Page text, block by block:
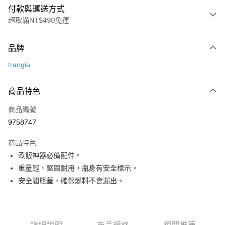
付款與運送方式
超取滿NT$490免運
信用卡一次付款
3 期 0 利率 每期
合作金庫商業銀行
上海商業儲蓄銀行
臺灣中小企業銀行
匯豐（台灣）商業銀行
聯邦商業銀行
遠東國際商業銀行
元大商業銀行
超商取貨付款
LINE Pay
Apple Pay
ATM付款
品牌
trangia
商品特色
商品編號
9758747
商品特色
煮飯神器必備配件。
重量輕，堅固耐用，瓶身有安全標示。
安全閥瓶蓋，確保燃料不會漏出。